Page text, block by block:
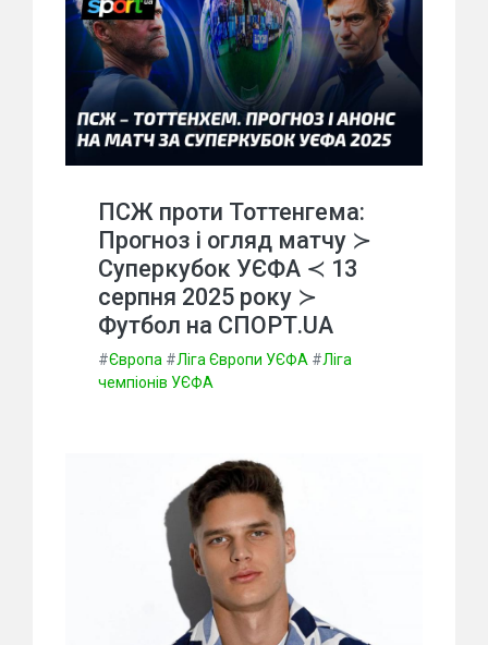
ПСЖ проти Тоттенгема:
Прогноз і огляд матчу ≻
Суперкубок УЄФА ≺ 13
серпня 2025 року ≻
Футбол на СПОРТ.UA
#Європа #Ліга Європи УЄФА #Ліга
чемпіонів УЄФА